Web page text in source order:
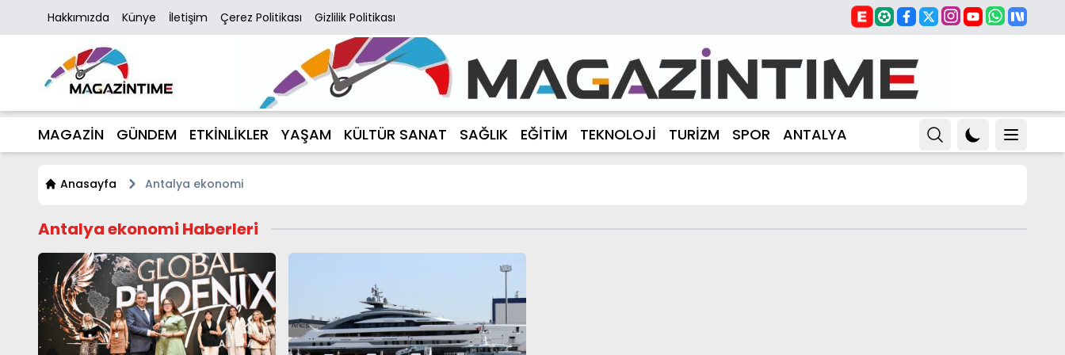
Hakkımızda Künye İletişim Çerez Politikası Gizlilik Politikası
MAGAZİN GÜNDEM ETKİNLİKLER YAŞAM KÜLTÜR SANAT SAĞLIK EĞİTİM TEKNOLOJİ TURİZM SPOR ANTALYA
Anasayfa Antalya ekonomi
Antalya ekonomi Haberleri